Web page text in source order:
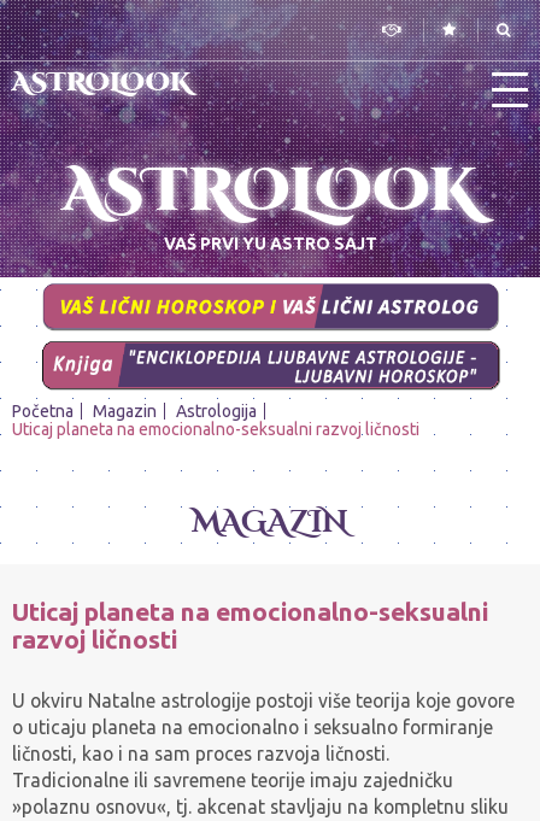
ASTROLOOK
ASTROLOOK
VAŠ PRVI YU ASTRO SAJT
Početna Magazin
Astrologija
Uticaj planeta na emocionalno-seksualni razvoj ličnosti
MAGAZIN
Uticaj planeta na emocionalno-seksualni
razvoj ličnosti
U okviru Natalne astrologije postoji više teorija koje govore
o uticaju planeta na emocionalno i seksualno formiranje
ličnosti, kao i na sam proces razvoja ličnosti.
Tradicionalne ili savremene teorije imaju zajedničku
»polaznu osnovu«, tj. akcenat stavljaju na kompletnu sliku